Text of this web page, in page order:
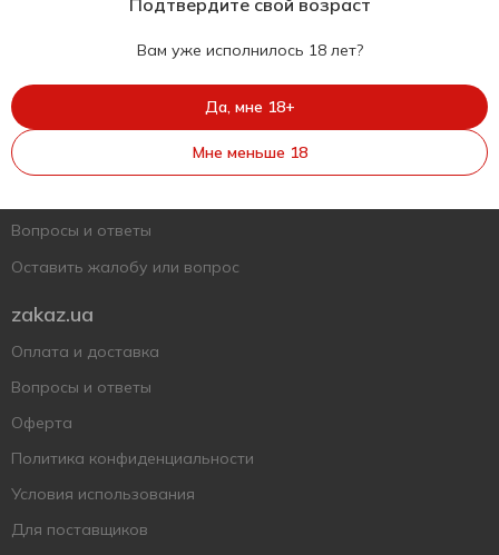
Укр
Поддержать ВСУ
Вопросы и ответы
Оставить жалобу или вопрос
zakaz.ua
Оплата и доставка
Вопросы и ответы
Оферта
Политика конфиденциальности
Условия использования
Для поставщиков
Подтвердите свой возраст
Вам уже исполнилось 18 лет?
Да, мне 18+
Мне меньше 18